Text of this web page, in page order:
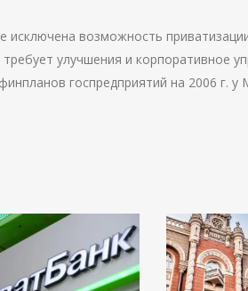
возможность
улучшения и корпоративное
госпредприятий на 2006 г.